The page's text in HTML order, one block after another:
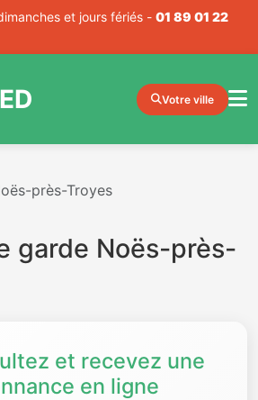
et jours fériés - 01 89 01 22
Votre ville
près-Troyes
garde Noës-près-
et recevez une
en ligne